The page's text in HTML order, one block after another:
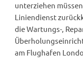
unterziehen
Liniendienst
die Wartungs-,
am Flughafen